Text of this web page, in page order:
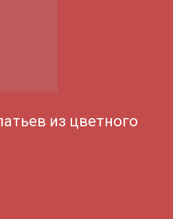
из цветного